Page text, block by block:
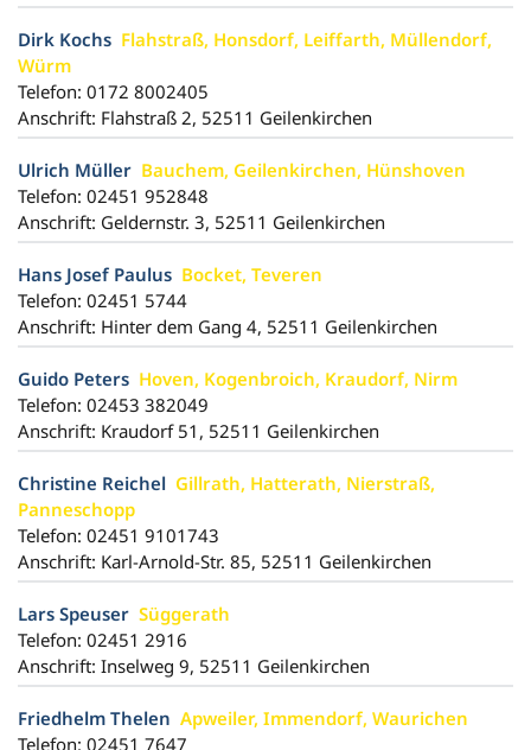
Dirk Kochs Flahstraß, Honsdorf, Leiffarth, Müllendorf,
Würm
Telefon: 0172 8002405
Anschrift: Flahstraß 2, 52511 Geilenkirchen
Ulrich Müller Bauchem, Geilenkirchen, Hünshoven
Telefon: 02451 952848
Anschrift: Geldernstr. 3, 52511 Geilenkirchen
Hans Josef Paulus Bocket, Teveren
Telefon: 02451 5744
Anschrift: Hinter dem Gang 4, 52511 Geilenkirchen
Guido Peters Hoven, Kogenbroich, Kraudorf, Nirm
Telefon: 02453 382049
Anschrift: Kraudorf 51, 52511 Geilenkirchen
Christine Reichel Gillrath, Hatterath, Nierstraß,
Panneschopp
Telefon: 02451 9101743
Anschrift: Karl-Arnold-Str. 85, 52511 Geilenkirchen
Lars Speuser Süggerath
Telefon: 02451 2916
Anschrift: Inselweg 9, 52511 Geilenkirchen
Friedhelm Thelen Apweiler, Immendorf, Waurichen
Telefon: 02451 7647